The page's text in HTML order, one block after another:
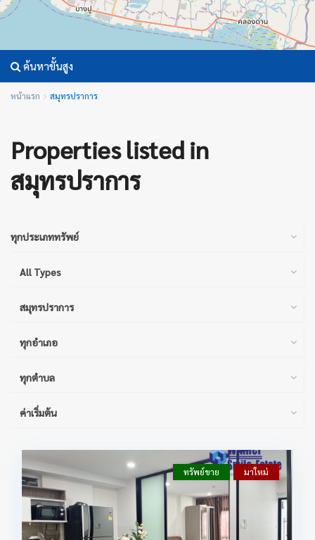
ค้นหาขั้นสูง
หน้าแรก สมุทรปราการ
Properties listed in
สมุทรปราการ
ทุกประเภททรัพย์
All Types
สมุทรปราการ
ทุกอำเภอ
ทุกตำบล
ค่าเริ่มต้น
ทรัพย์ขาย มาใหม่